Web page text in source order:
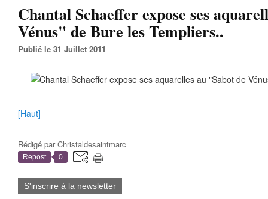
Chantal Schaeffer expose ses
Vénus" de Bure les Templiers..
Publié le 31 Juillet 2011
[Haut]
Rédigé parChristaldesaintmarc
Repost 0
S'inscrire à la newsletter